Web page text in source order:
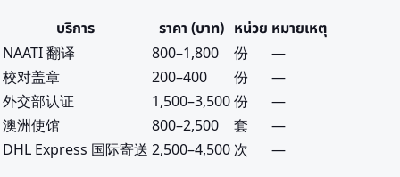
บริการ ราคา (บาท) หน่วย หมายเหตุ
NAATI 翻译
800–1,800 份
—
校对盖章
200–400 份
—
外交部认证
1,500–3,500份
—
澳洲使馆
800–2,500 套
—
DHL Express 国际寄送 2,500–4,500 次
—